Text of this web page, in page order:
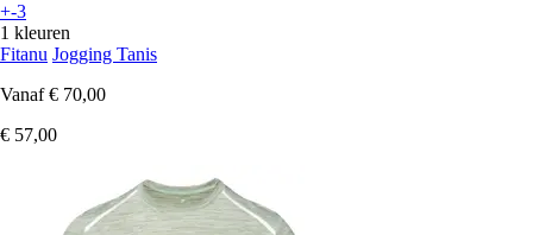
+-3
1 kleuren
Fitanu Jogging Tanis
Vanaf € 70,00
€ 57,00